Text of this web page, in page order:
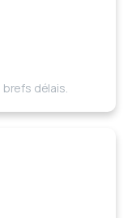
brefs délais.